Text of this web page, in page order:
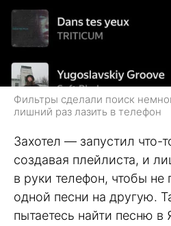
Фильтры сделали поиск
лишний раз лазить в телефон
Захотел — запустил что-
создавая плейлиста, и
в руки телефон, чтобы не
одной песни на другую.
пытаетесь найти песню